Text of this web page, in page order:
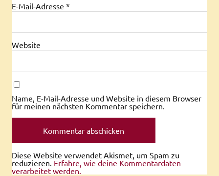
E-Mail-Adresse *
Website
Name, E-Mail-Adresse und Website in diesem Browser
für meinen nächsten Kommentar speichern.
Diese Website verwendet Akismet, um Spam zu
reduzieren. Erfahre, wie deine Kommentardaten
verarbeitet werden.